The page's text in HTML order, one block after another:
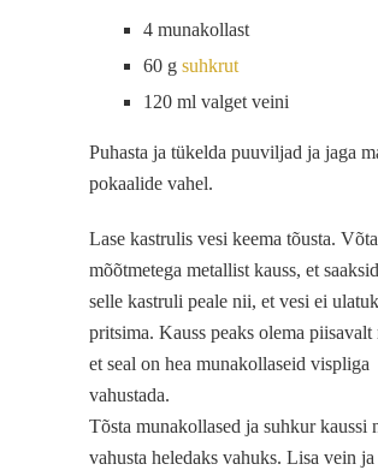
4 munakollast
60 g suhkrut
120 ml valget veini
Puhasta ja tükelda puuviljad ja jaga
pokaalide vahel.
Lase kastrulis vesi keema tõusta.
mõõtmetega metallist kauss, et
selle kastruli peale nii, et vesi ei
pritsima. Kauss peaks olema piisavalt
et seal on hea munakollaseid vispliga
vahustada.
Tõsta munakollased ja suhkur kaussi
vahusta heledaks vahuks. Lisa vein